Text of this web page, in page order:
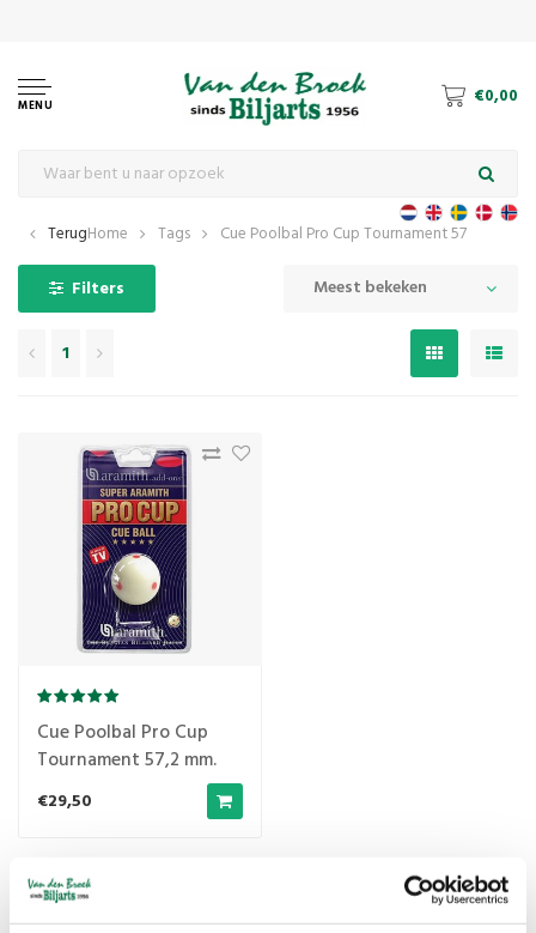
MENU €0,00
TerugHome Tags Cue Poolbal Pro Cup Tournament 57
Filters Meest bekeken
1
Cue Poolbal Pro Cup
Tournament 57,2 mm.
€29,50
Meest bekeken 1